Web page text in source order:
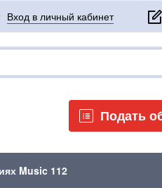
Подать
Music 112